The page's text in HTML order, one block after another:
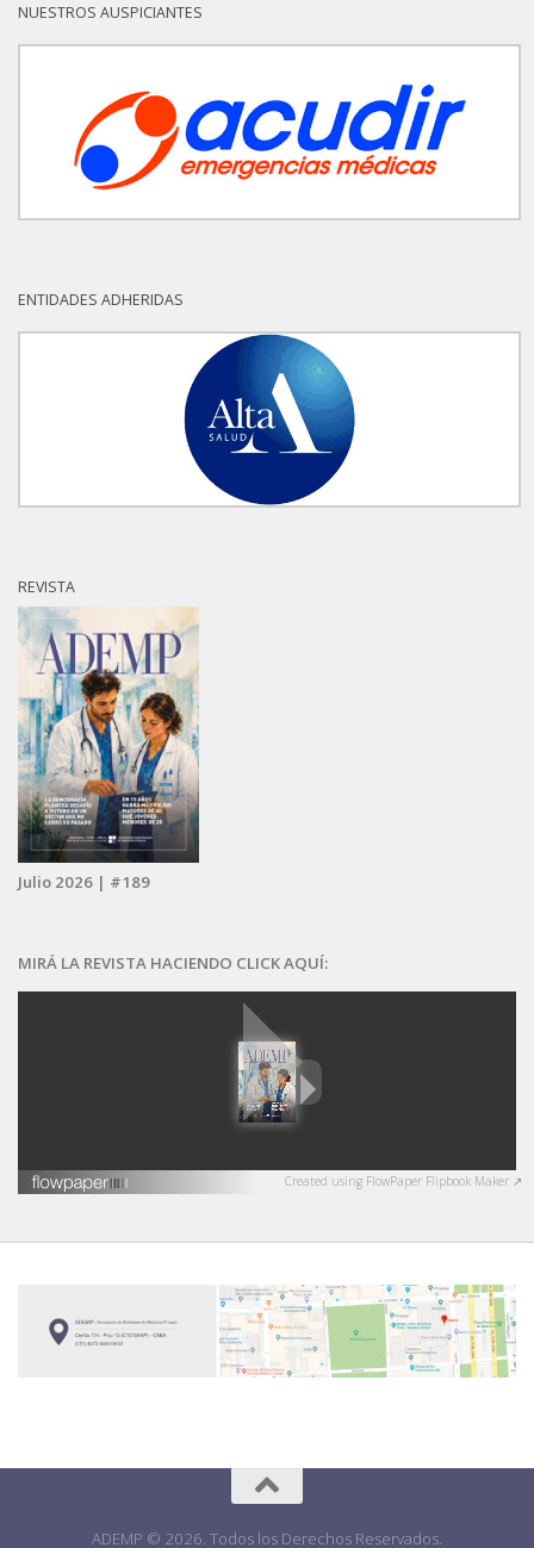
NUESTROS AUSPICIANTES
ENTIDADES ADHERIDAS
REVISTA
Julio 2026 | #189
MIRÁ LA REVISTA HACIENDO CLICK AQUÍ:
Created using FlowPaper Flipbook Maker ↗
ADEMP © 2026. Todos los Derechos Reservados.